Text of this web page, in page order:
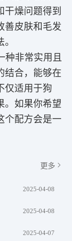
干燥问题得到
善皮肤和毛发
种非常实用且
结合，能够在
仅适用于狗
。如果你希望
个配方会是一
更多
2025-04-08
2025-04-08
2025-04-07